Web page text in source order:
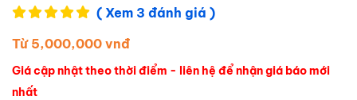
( Xem 3 đánh giá )
Từ 5,000,000 vnđ
Giá cập nhật theo thời điểm - liên hệ để nhận giá báo mới
nhất